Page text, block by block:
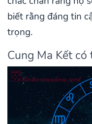
biết rằng đáng tin
trọng.
Cung Ma Kết